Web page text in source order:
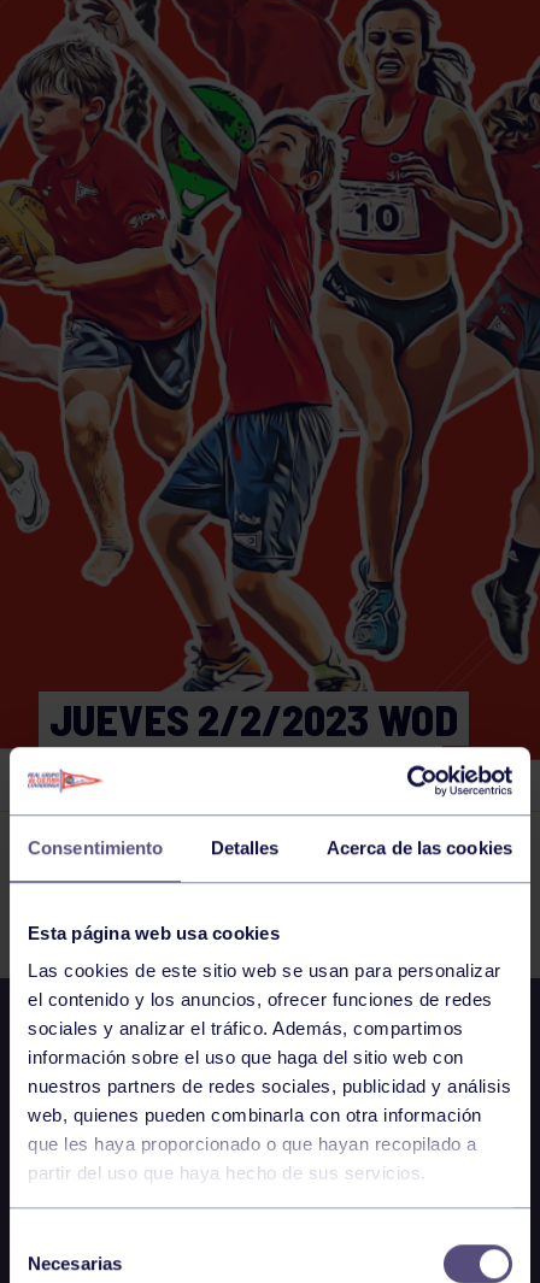
Consentimiento Detalles Acerca de las cookies
Esta página web usa cookies
Las cookies de este sitio web se usan para personalizar
el contenido y los anuncios, ofrecer funciones de redes
sociales y analizar el tráfico. Además, compartimos
información sobre el uso que haga del sitio web con
nuestros partners de redes sociales, publicidad y análisis
web, quienes pueden combinarla con otra información
que les haya proporcionado o que hayan recopilado a
partir del uso que haya hecho de sus servicios.
Necesarias
JUEVES 2/2/2023 WOD
17:00-17:30 GIMNASIO